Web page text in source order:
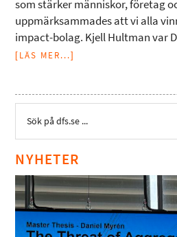
som stärker människor, företag
uppmärksammades att vi alla
impact-bolag. Kjell Hultman var
[LÄS MER...]
NYHETER